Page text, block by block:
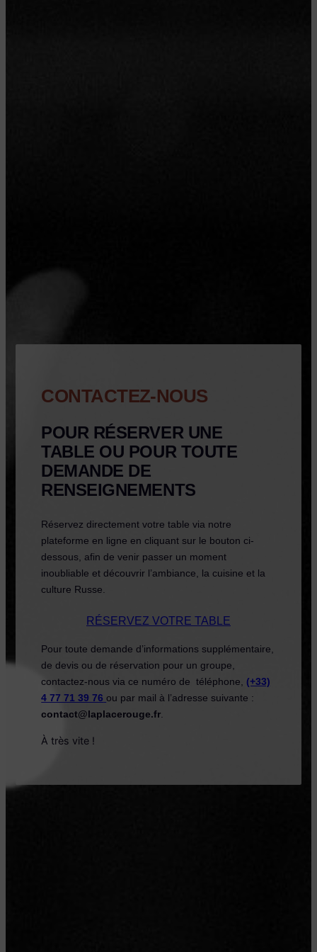
CONTACTEZ-NOUS
POUR RÉSERVER UNE
TABLE OU POUR TOUTE
DEMANDE DE
RENSEIGNEMENTS
Réservez directement votre table via notre
plateforme en ligne en cliquant sur le bouton ci-
dessous, afin de venir passer un moment
inoubliable et découvrir l’ambiance, la cuisine et la
culture Russe.
RÉSERVEZ VOTRE TABLE
Pour toute demande d’informations supplémentaire,
de devis ou de réservation pour un groupe,
contactez-nous via ce numéro de téléphone, (+33)
4 77 71 39 76 ou par mail à l’adresse suivante :
contact@laplacerouge.fr
À très vite !